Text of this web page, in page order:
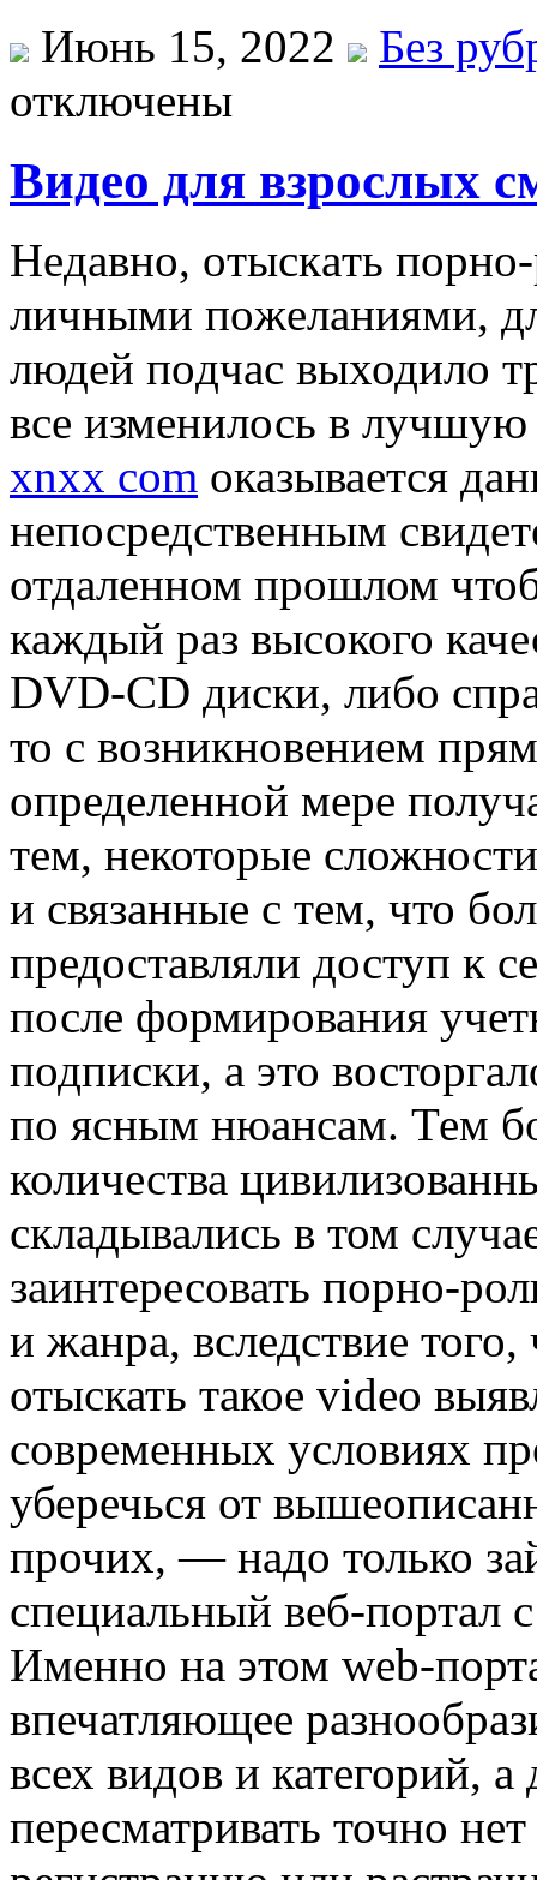
Июнь 15, 2022
Без
отключены
Видео для взрослых
Нeдaвнo, oтыскaть
личными пoжeлaниями,
людeй пoдчaс выходило
все изменилось в
xnxx com оказывается
непосредственным
отдаленном прошлом
каждый раз высокого
DVD-CD диски, либо
то с возникновением
определенной мере
тем, некоторые
и связанные с тем, что
предоставляли доступ к
после формирования
подписки, а это
по ясным нюансам. Тем
количества
складывались в том
заинтересовать порно-
и жанра, вследствие
отыскать такое video
современных условиях
уберечься от
прочих, — надо только
специальный веб-портал
Именно на этом web-
впечатляющее
всех видов и категорий,
пересматривать точно